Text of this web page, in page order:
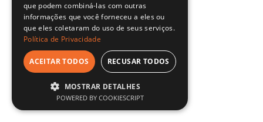
que podem combiná-las com outras
informações que você forneceu a eles ou
que eles coletaram do uso de seus serviços.
Política de Privacidade
ACEITAR TODOS RECUSAR TODOS
MOSTRAR DETALHES
POWERED BY COOKIESCRIPT